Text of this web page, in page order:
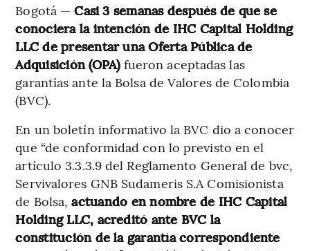
Bogotá —Casi 3 semanas después de que se
conociera la intención de IHC Capital Holding
LLC de presentar una Oferta Pública de
Adquisición (OPA) fueron aceptadas las
garantías ante la Bolsa de Valores de Colombia
(BVC).
En un boletín informativo la BVC dio a conocer
que “de conformidad con lo previsto en el
artículo 3.3.3.9 del Reglamento General de bvc,
Servivalores GNB Sudameris S.A Comisionista
de Bolsa,actuando en nombre de IHC Capital
Holding LLC, acreditó ante BVC la
constitución de la garantía correspondiente